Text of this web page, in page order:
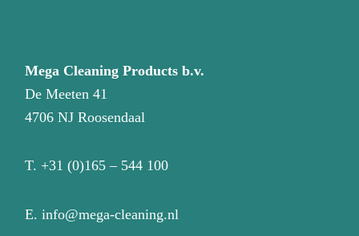
Mega Cleaning Products b.v.
De Meeten 41
4706 NJ Roosendaal
T. +31 (0)165 – 544 100
E.info@mega-cleaning.nl